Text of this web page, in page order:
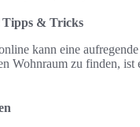
Tipps & Tricks
kann eine
Wohnraum zu finden,